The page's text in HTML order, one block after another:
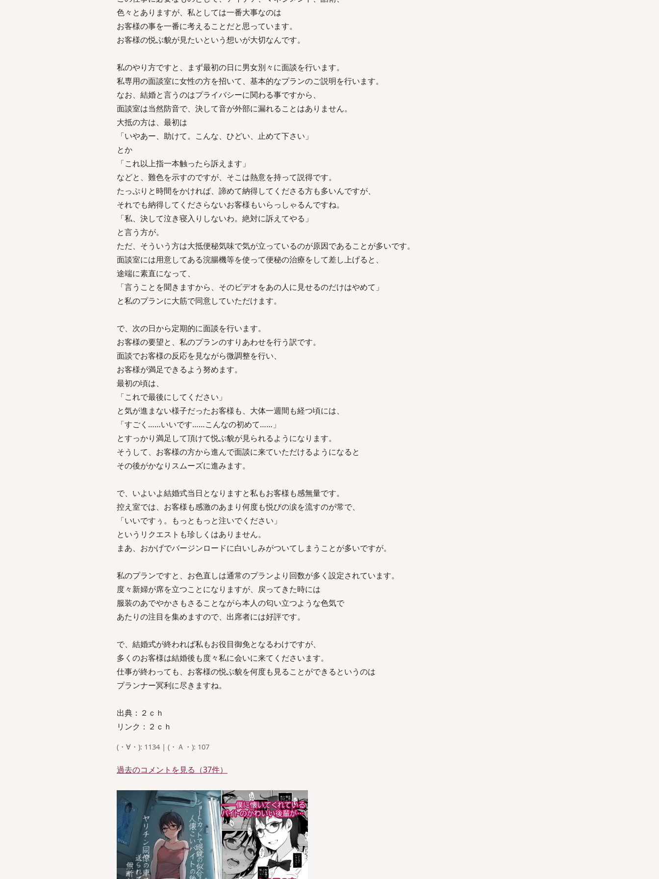
色々とありますが、私としては一番大事なのは
お客様の事を一番に考えることだと思っています。
お客様の悦ぶ貌が見たいという想いが大切なんです。
私のやり方ですと、まず最初の日に男女別々に面談を行います。
私専用の面談室に女性の方を招いて、基本的なプランのご説明を行います。
なお、結婚と言うのはプライバシーに関わる事ですから、
面談室は当然防音で、決して音が外部に漏れることはありません。
大抵の方は、最初は
「いやあー、助けて。こんな、ひどい、止めて下さい」
とか
「これ以上指一本触ったら訴えます」
などと、難色を示すのですが、そこは熱意を持って説得です。
たっぷりと時間をかければ、諦めて納得してくださる方も多いんですが、
それでも納得してくださらないお客様もいらっしゃるんですね。
「私、決して泣き寝入りしないわ。絶対に訴えてやる」
と言う方が。
ただ、そういう方は大抵便秘気味で気が立っているのが原因であることが多いです。
面談室には用意してある浣腸機等を使って便秘の治療をして差し上げると、
途端に素直になって、
「言うことを聞きますから、そのビデオをあの人に見せるのだけはやめて」
と私のプランに大筋で同意していただけます。
で、次の日から定期的に面談を行います。
お客様の要望と、私のプランのすりあわせを行う訳です。
面談でお客様の反応を見ながら微調整を行い、
お客様が満足できるよう努めます。
最初の頃は、
「これで最後にしてください」
と気が進まない様子だったお客様も、大体一週間も経つ頃には、
「すごく……いいです……こんなの初めて……」
とすっかり満足して頂けて悦ぶ貌が見られるようになります。
そうして、お客様の方から進んで面談に来ていただけるようになると
その後がかなりスムーズに進みます。
で、いよいよ結婚式当日となりますと私もお客様も感無量です。
控え室では、お客様も感激のあまり何度も悦びの涙を流すのが常で、
「いいですぅ。もっともっと注いでください」
というリクエストも珍しくはありません。
まあ、おかげでバージンロードに白いしみがついてしまうことが多いですが。
私のプランですと、お色直しは通常のプランより回数が多く設定されています。
度々新婦が席を立つことになりますが、戻ってきた時には
服装のあでやかさもさることながら本人の匂い立つような色気で
あたりの注目を集めますので、出席者には好評です。
で、結婚式が終われば私もお役目御免となるわけですが、
多くのお客様は結婚後も度々私に会いに来てくださいます。
仕事が終わっても、お客様の悦ぶ貌を何度も見ることができるというのは
プランナー冥利に尽きますね。
出典：２ｃｈ
リンク：２ｃｈ
(・∀・): 1134 | (・Ａ・): 107
過去のコメントを見る（37件）